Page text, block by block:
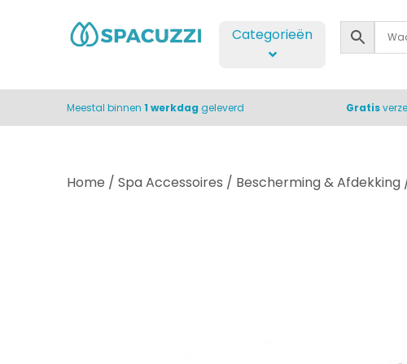
Categorieën
Meestal binnen 1 werkdag geleverd Gratis
Home / Spa Accessoires / Bescherming & Afdekking